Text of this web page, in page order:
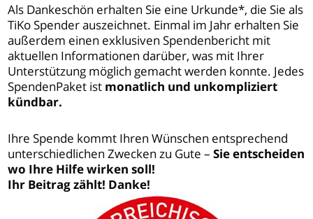
Als Dankeschön erhalten Sie eine Urkunde*, die Sie als
TiKo Spender auszeichnet. Einmal im Jahr erhalten Sie
außerdem einen exklusiven Spendenbericht mit
aktuellen Informationen darüber, was mit Ihrer
Unterstützung möglich gemacht werden konnte. Jedes
SpendenPaket ist monatlich und unkompliziert
kündbar.
Ihre Spende kommt Ihren Wünschen entsprechend
unterschiedlichen Zwecken zu Gute –Sie entscheiden
wo Ihre Hilfe wirken soll!
Ihr Beitrag zählt! Danke!